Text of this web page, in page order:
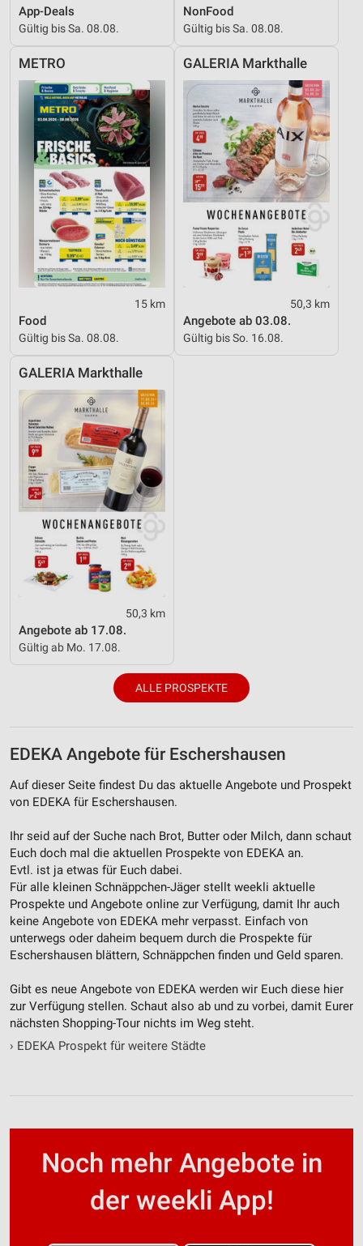
App-Deals
Gültig bis Sa. 08.08.
NonFood
Gültig bis Sa. 08.08.
METRO
15 km
Food
Gültig bis Sa. 08.08.
GALERIA Markthalle
50,3 km
Angebote ab 03.08.
Gültig bis So. 16.08.
GALERIA Markthalle
50,3 km
Angebote ab 17.08.
Gültig ab Mo. 17.08.
ALLE PROSPEKTE
EDEKA Angebote für Eschershausen
Auf dieser Seite findest Du das aktuelle Angebote und Prospekt
von EDEKA für Eschershausen.
Ihr seid auf der Suche nach Brot, Butter oder Milch, dann schaut
Euch doch mal die aktuellen Prospekte von EDEKA an.
Evtl. ist ja etwas für Euch dabei.
Für alle kleinen Schnäppchen-Jäger stellt weekli aktuelle
Prospekte und Angebote online zur Verfügung, damit Ihr auch
keine Angebote von EDEKA mehr verpasst. Einfach von
unterwegs oder daheim bequem durch die Prospekte für
Eschershausen blättern, Schnäppchen finden und Geld sparen.
Gibt es neue Angebote von EDEKA werden wir Euch diese hier
zur Verfügung stellen. Schaut also ab und zu vorbei, damit Eurer
nächsten Shopping-Tour nichts im Weg steht.
› EDEKA Prospekt für weitere Städte
Noch mehr Angebote in
der weekli App!
IAB-Besonderheiten:
Geräte anhand von aktiv angeforderten
Informationen identifizieren
Nicht-IAB-Verarbeitungszwecke:
Notwendig
Performance
Funktional
Werbung